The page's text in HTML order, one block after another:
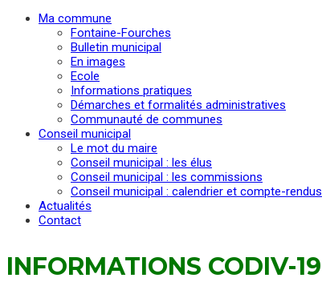
Ma commune
Fontaine-Fourches
Bulletin municipal
En images
Ecole
Informations pratiques
Démarches et formalités administratives
Communauté de communes
Conseil municipal
Le mot du maire
Conseil municipal : les élus
Conseil municipal : les commissions
Conseil municipal : calendrier et compte-rendus
Actualités
Contact
INFORMATIONS CODIV-19